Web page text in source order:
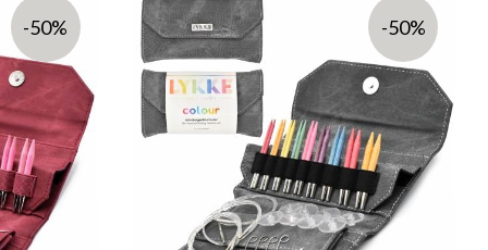
-50% -50%